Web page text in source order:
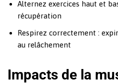
Alternez exercices haut et
récupération
Respirez correctement :
au relâchement
Impacts de la